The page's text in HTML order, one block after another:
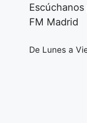
FM Madrid
De Lunes a